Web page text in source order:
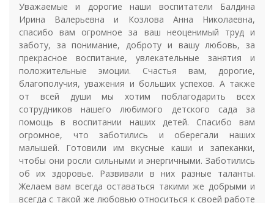
Уважаемые и дорогие наши воспитатели Балдина
Ирина Валерьевна и Козлова Анна Николаевна,
спасибо вам огромное за ваш неоценимый труд и
заботу, за понимание, доброту и вашу любовь, за
прекрасное воспитание, увлекательные занятия и
положительные эмоции. Счастья вам, дорогие,
благополучия, уважения и больших успехов. А также
от всей души мы хотим поблагодарить всех
сотрудников нашего любимого детского сада за
помощь в воспитании наших детей. Спасибо вам
огромное, что заботились и оберегали наших
малышей. Готовили им вкусные каши и запеканки,
чтобы они росли сильными и энергичными. Заботились
об их здоровье. Развивали в них разные таланты.
Желаем вам всегда оставаться такими же добрыми и
всегда с такой же любовью относиться к своей работе